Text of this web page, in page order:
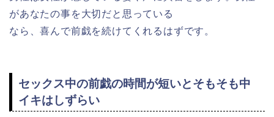
があなたの事を大切だと思っている
なら、喜んで前戯を続けてくれるはずです。
セックス中の前戯の時間が短いとそもそも中
イキはしずらい